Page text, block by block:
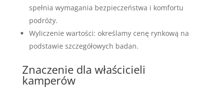
spełnia wymagania bezpieczeństwa i komfortu
podróży.
Wyliczenie wartości: określamy cenę rynkową na
podstawie szczegółowych badan.
Znaczenie dla właścicieli
kamperów